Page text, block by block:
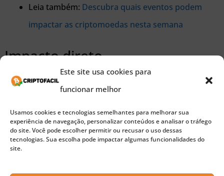
Este site usa cookies para
funcionar melhor
Usamos cookies e tecnologias semelhantes para melhorar sua
experiência de navegação, personalizar conteúdos e analisar o tráfego
do site. Você pode escolher permitir ou recusar o uso dessas
tecnologias. Sua escolha pode impactar algumas funcionalidades do
site.
Leia também: Descubra quais eventos podem
impactar as criptomoedas nesta semana
Impacto direto
Desbloqueios de tokens, especialmente em
devido ao risco de aumento na oferta circulante
No caso da MELANIA, a liberação inicial de 3%
pode influenciar a liquidez e a volatilidade do ativo.